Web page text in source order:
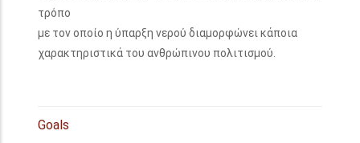
τρόπο
με τον οποίο η ύπαρξη νερού διαμορφώνει κάποια
χαρακτηριστικά του ανθρώπινου πολιτισμού.
Goals